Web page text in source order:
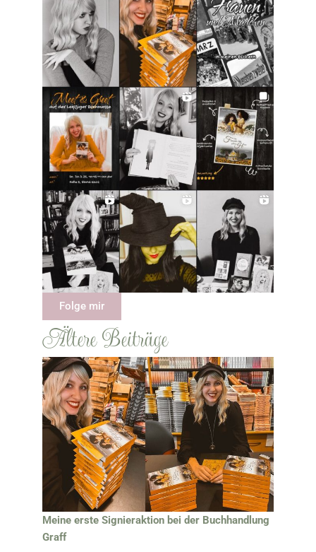
Folge mir
Ältere Beiträge
Meine erste Signieraktion bei der Buchhandlung
Graff